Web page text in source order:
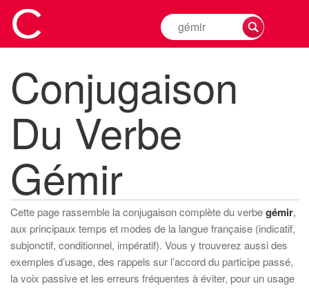
Rechercher
la
d'un
verbe
Conjugaison
Du Verbe
Gémir
Cette page rassemble la conjugaison complète du verbegémir,
aux principaux temps et modes de la langue française (indicatif,
subjonctif, conditionnel, impératif). Vous y trouverez aussi des
exemples d’usage, des rappels sur l’accord du participe passé,
la voix passive et les erreurs fréquentes à éviter, pour un usage